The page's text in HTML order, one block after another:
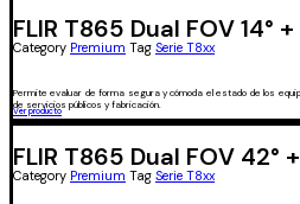
FLIR T865 Dual FOV 14° +
Category Premium Tag Serie T8xx
Permite evaluar de forma segura y cómoda el estado de los
de servicios públicos y fabricación.
Ver producto
FLIR T865 Dual FOV 42°
Category Premium Tag Serie T8xx